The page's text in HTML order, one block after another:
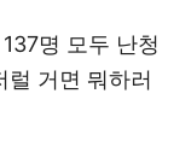
명 모두 난청
럴 거면 뭐하러